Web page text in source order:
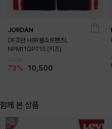
JORDAN
DF조던 HBR볼쇼트팬츠L
NPM11QPT15 (키즈)
73% 10,500
께 본 상품